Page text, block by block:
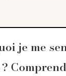
je me